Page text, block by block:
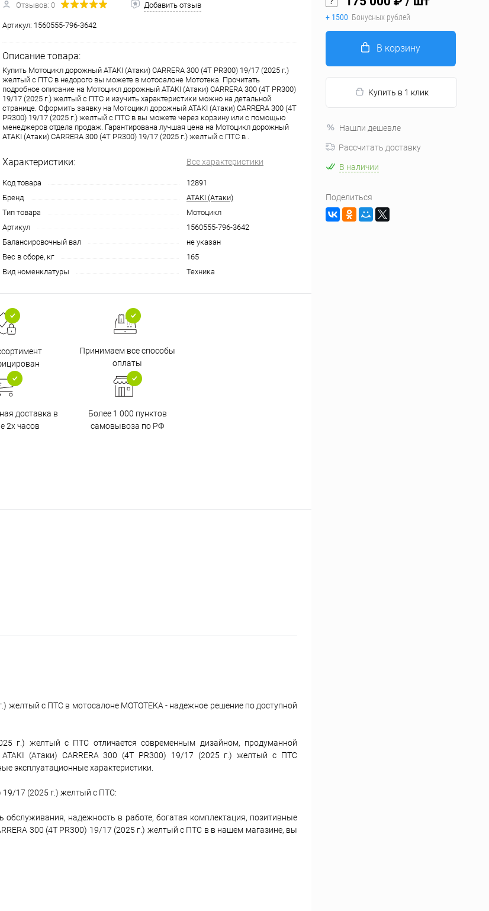
Запчасти
Отзывов: 0 Добавить отзыв
Артикул: 1560555-796-3642
Описание товара:
Купить Мотоцикл дорожный ATAKI (Атаки) CARRERA 300 (4T PR300) 19/17 (2025 г.)
желтый c ПТС в недорого вы можете в мотосалоне Мототека. Прочитать
подробное описание на Мотоцикл дорожный ATAKI (Атаки) CARRERA 300 (4T PR300)
19/17 (2025 г.) желтый c ПТС и изучить характеристики можно на детальной
странице. Оформить заявку на Мотоцикл дорожный ATAKI (Атаки) CARRERA 300 (4T
PR300) 19/17 (2025 г.) желтый c ПТС в вы можете через корзину или с помощью
менеджеров отдела продаж. Гарантирована лучшая цена на Мотоцикл дорожный
ATAKI (Атаки) CARRERA 300 (4T PR300) 19/17 (2025 г.) желтый c ПТС в .
Характеристики: Все характеристики
Код товара
12891
Бренд
ATAKI (Атаки)
Тип товара
Мотоцикл
Артикул
1560555-796-3642
Балансировочный вал
не указан
Вес в сборе, кг
165
Вид номенклатуры
Техника
Принимаем все способы
оплаты
доставка в
2х часов
Более 1 000 пунктов
самовывоза по РФ
желтый c ПТС в мотосалоне МОТОТЕКА - надежное решение по доступной
г.) желтый c ПТС отличается современным дизайном, продуманной
(Атаки) CARRERA 300 (4T PR300) 19/17 (2025 г.) желтый c ПТС
эксплуатационные характеристики.
19/17 (2025 г.) желтый c ПТС:
надежность в работе, богатая комплектация, позитивные
300 (4T PR300) 19/17 (2025 г.) желтый c ПТС в в нашем магазине, вы
+ 1500 Бонусных рублей
В корзину
Купить в 1 клик
Нашли дешевле
Рассчитать доставку
В наличии
Поделиться